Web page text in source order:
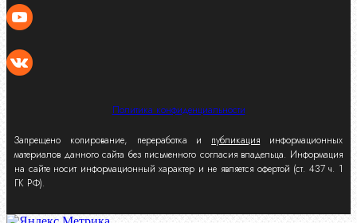
Политика конфиденциальности
Запрещено копирование, переработка и публикация информационных
материалов данного сайта без письменного согласия владельца. Информация
на сайте носит информационный характер и не является офертой (ст. 437 ч. 1
ГК РФ).